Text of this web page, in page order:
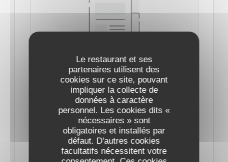
Le restaurant et ses
partenaires utilisent des
cookies sur ce site, pouvant
impliquer la collecte de
données à caractère
personnel. Les cookies dits «
nécessaires » sont
obligatoires et installés par
défaut. D'autres cookies
facultatifs nécessitent votre
SAINT-VALENTIN 2025 : LES MENUS DE
CHEFS DE RESTAURANTS POUR UNE
PARENTHÈSE ENCHANTÉE À PARIS
07/02/2025
Cette année encore, les chefs mettent les petits